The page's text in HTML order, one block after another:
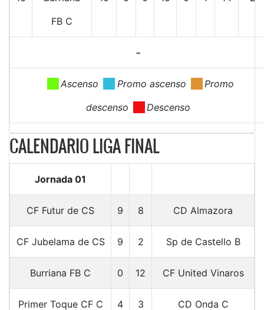
-
Ascenso Promo ascenso
Promo
descenso
Descenso
FB C
CALENDARIO LIGA FINAL
Jornada 01
CF Futur de CS 9 8 CD Almazora
CF Jubelama de CS 9 2 Sp de Castello B
Burriana FB C 0 12 CF United Vinaros
Primer Toque CF C 4 3 CD Onda C